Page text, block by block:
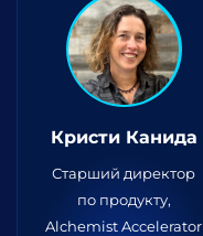
Кристи Канида
Старший директор
по продукту,
Alchemist Accelerator